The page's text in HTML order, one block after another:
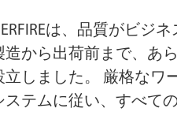
は、品質がビジ
造から出荷前まで、あ
立しました。 厳格なワ
ステムに従い、すべて